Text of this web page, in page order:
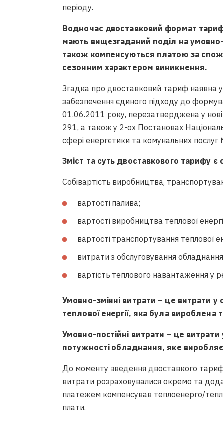
періоду.
Водночас двоставковий формат
мають вищезгаданий поділ на
також компенсуються платою за
сезонним характером виникнення.
Згадка про двоставковий тариф наявна у
забезпечення єдиного підходу до
01.06.2011 року, перезатверджена у
291, а також у 2-ох Постановах
сфері енергетики та комунальних
Зміст та суть двоставкового тарифу
Собівартість виробництва,
вартості палива;
вартості виробництва теплової
вартості транспортування теплової
витрати з обслуговування
вартість теплового навантаження у
Умовно-змінні витрати – це витрати у
теплової енергії, яка була вироблена
Умовно-постійні витрати – це витрати
потужності обладнання, яке
До моменту введення двоставкого
витрати розраховувалися окремо та
платежем компенсував теплоенерго/
плати.